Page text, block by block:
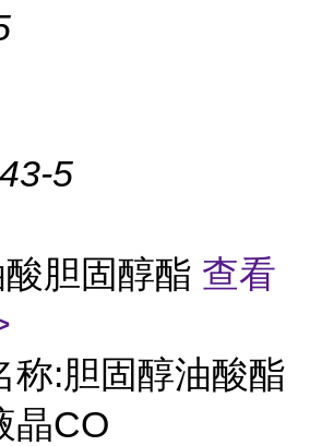
5
胆固醇酯 查看
称:胆固醇油酸酯
晶CO